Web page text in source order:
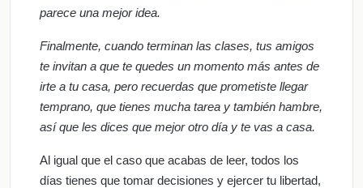
parece una mejor idea.
Finalmente, cuando terminan las clases, tus amigos
te invitan a que te quedes un momento más antes de
irte a tu casa, pero recuerdas que prometiste llegar
temprano, que tienes mucha tarea y también hambre,
así que les dices que mejor otro día y te vas a casa.
Al igual que el caso que acabas de leer, todos los
días tienes que tomar decisiones y ejercer tu libertad,